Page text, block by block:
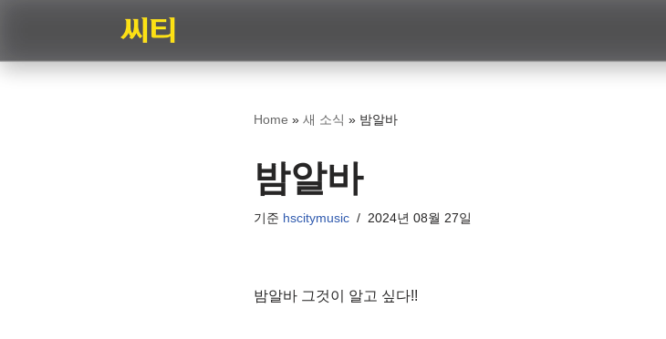
Home » 새 소식 » 밤알바
밤알바
기준 hscitymusic 2024년 08월 27일
밤알바 그것이 알고 싶다!!